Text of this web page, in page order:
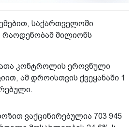
საქართველოში
რაოდენობამ მილიონს
კონტროლის ეროვნული
ამ დროისთვის ქვეყანაში 1
ვაქცინირებულია 703 945